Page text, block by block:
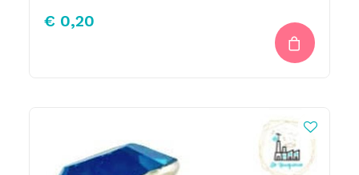
€ 0,20